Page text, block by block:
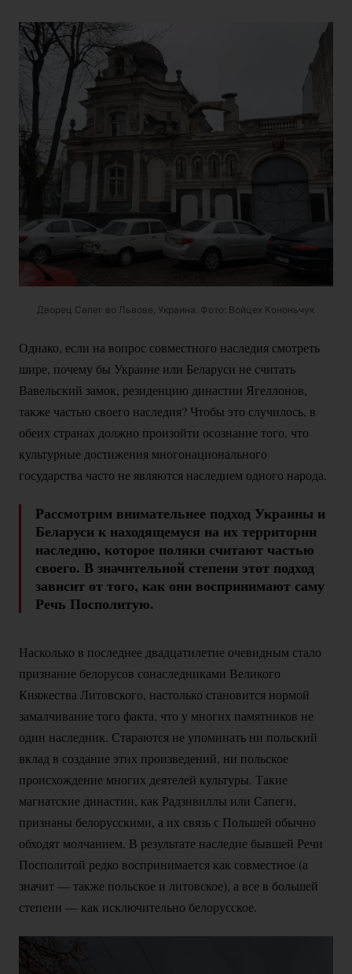
Дворец Сапег во Львове, Украина. Фото: Войцех Кононьчук
Однако, если на вопрос совместного наследия смотреть
шире, почему бы Украине или Беларуси не считать
Вавельский замок, резиденцию династии Ягеллонов,
также частью своего наследия? Чтобы это случилось, в
обеих странах должно произойти осознание того, что
культурные достижения многонационального
государства часто не являются наследием одного народа.
Рассмотрим внимательнее подход Украины и
Беларуси к находящемуся на их территории
наследию, которое поляки считают частью
своего. В значительной степени этот подход
зависит от того, как они воспринимают саму
Речь Посполитую.
Насколько в последнее двадцатилетие очевидным стало
признание белорусов сонаследниками Великого
Княжества Литовского, настолько становится нормой
замалчивание того факта, что у многих памятников не
один наследник. Стараются не упоминать ни польский
вклад в создание этих произведений, ни польское
происхождение многих деятелей культуры. Такие
магнатские династии, как Радзивиллы или Сапеги,
признаны белорусскими, а их связь с Польшей обычно
обходят молчанием. В результате наследие бывшей Речи
Посполитой редко воспринимается как совместное (а
значит — также польское и литовское), а все в большей
степени — как исключительно белорусское.